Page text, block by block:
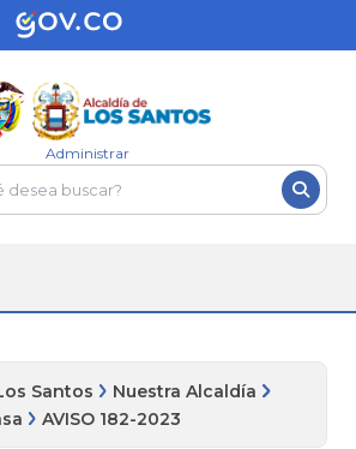
Administrar
Santos
Nuestra Alcaldía
AVISO 182-2023